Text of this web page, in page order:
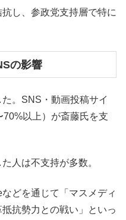
し、参政党支持層で特に
の影響
。SNS・動画投稿サイ
70%以上）が斎藤氏を支
人は不支持が多数。
どを通じて「マスメディ
抗勢力との戦い」といっ